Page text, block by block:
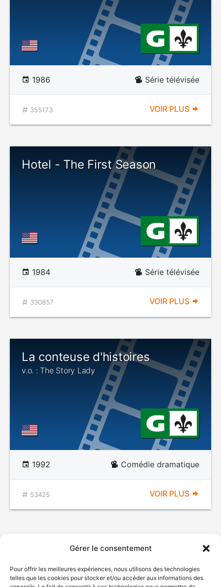
Gérer le consentement
Pour offrir les meilleures expériences, nous utilisons des technologies
telles que les cookies pour stocker et/ou accéder aux informations des
1986 Série télévisée
355173 VOIR PLUS
Hotel - The First Season
1984 Série télévisée
330857 VOIR PLUS
La conteuse d'histoires
v.o. : The Story Lady
1992 Comédie dramatique
53425 VOIR PLUS